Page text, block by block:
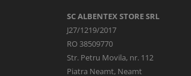
SC ALBENTEX STORE SRL
J27/1219/2017
RO 38509770
Str. Petru Movila, nr. 112
Piatra Neamt, Neamt